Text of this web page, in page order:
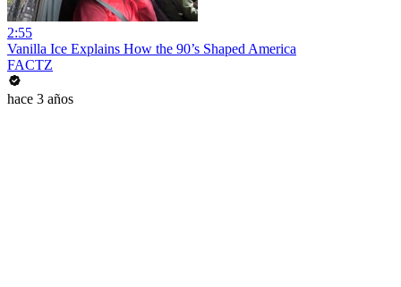
2:55
Vanilla Ice Explains How the 90’s Shaped America
FACTZ
hace 3 años